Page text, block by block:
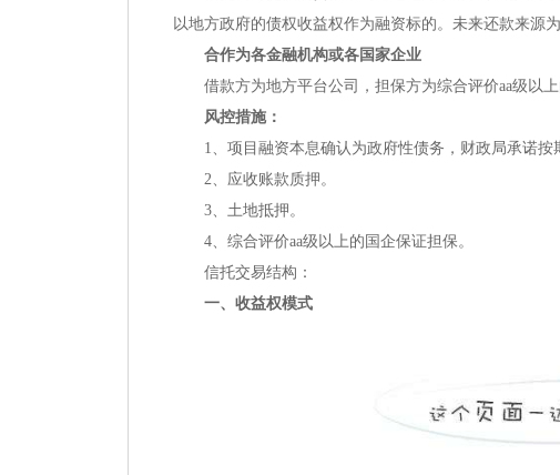
以地方政府的债权收益权作为融资标的。未来还款来源
合作为各金融机构或各国家企业
借款方为地方平台公司，担保方为综合评价aa级以
风控措施：
1、项目融资本息确认为政府性债务，财政局承诺按
2、应收账款质押。
3、土地抵押。
4、综合评价aa级以上的国企保证担保。
信托交易结构：
一、收益权模式